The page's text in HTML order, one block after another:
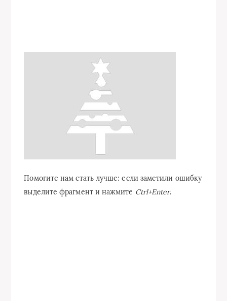
Помогите нам стать лучше: если заметили ошибку
выделите фрагмент и нажмите Ctrl+Enter.